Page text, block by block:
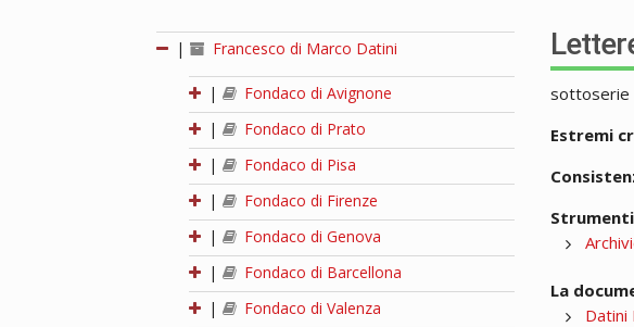
| Francesco di Marco Datini
|
Fondaco di Avignone
|
Fondaco di Prato
|
Fondaco di Pisa
|
Fondaco di Firenze
|
Fondaco di Genova
|
Fondaco di Barcellona
|
Fondaco di Valenza
sottoserie
Estremi
La
Datini